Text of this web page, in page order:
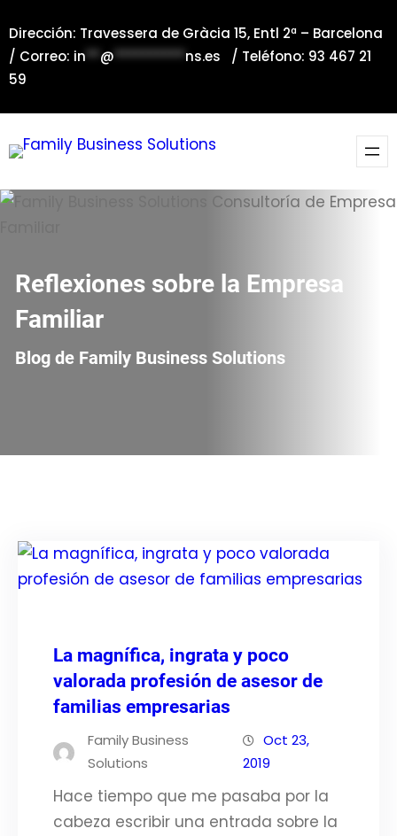
al
contenido
Dirección: Travessera de Gràcia 15, Entl 2ª – Barcelona
/ Correo: in**@**********ns.es / Teléfono: 93 467 21
59
Reflexiones sobre la Empresa
Familiar
Blog de Family Business Solutions
La magnífica, ingrata y poco
valorada profesión de asesor de
familias empresarias
Family Business
Solutions
Oct 23,
2019
Hace tiempo que me pasaba por la
cabeza escribir una entrada sobre la